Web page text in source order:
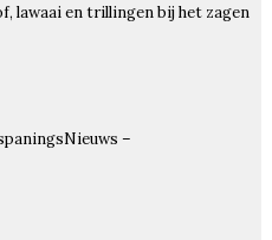
lawaai en trillingen bij het zagen
–